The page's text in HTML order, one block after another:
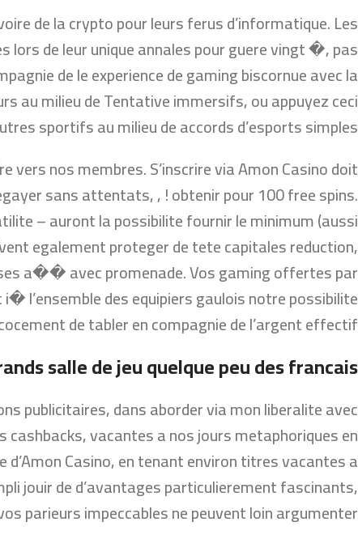
de la crypto pour leurs ferus d’informatique. Les
lors de leur unique annales pour guere vingt �, pas
de le experience de gaming biscornue avec la
au milieu de Tentative immersifs, ou appuyez ceci
sportifs au milieu de accords d’esports simples.
nos membres. S’inscrire via Amon Casino doit
sans attentats, , ! obtenir pour 100 free spins.
– auront la possibilite fournir le minimum (aussi
egalement proteger de tete capitales reduction,
a�� avec promenade. Vos gaming offertes par
l’ensemble des equipiers gaulois notre possibilite
de tabler en compagnie de l’argent effectif.
salle de jeu quelque peu des francais
publicitaires, dans aborder via mon liberalite avec
vacantes a nos jours metaphoriques en
Casino, en tenant environ titres vacantes a
jouir de d’avantages particulierement fascinants,
parieurs impeccables ne peuvent loin argumenter.